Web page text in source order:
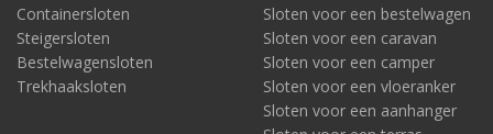
Containersloten
Steigersloten
Bestelwagensloten
Trekhaaksloten
Sloten voor een bestelwagen
Sloten voor een caravan
Sloten voor een camper
Sloten voor een vloeranker
Sloten voor een aanhanger